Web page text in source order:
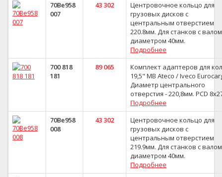
70Be958
007
43 302
Центровочное кольцо для
грузовых дисков с
центральным отверстием
220.8мм. Для станков с валом
диаметром 40мм.
Подробнее
700 818
181
89 065
Комплект адаптеров для
19,5" MB Ateco / Iveco
Диаметр центрального
отверстия - 220,8мм. PCD
Подробнее
70Be958
008
43 302
Центровочное кольцо для
грузовых дисков с
центральным отверстием
219.9мм. Для станков с валом
диаметром 40мм.
Подробнее